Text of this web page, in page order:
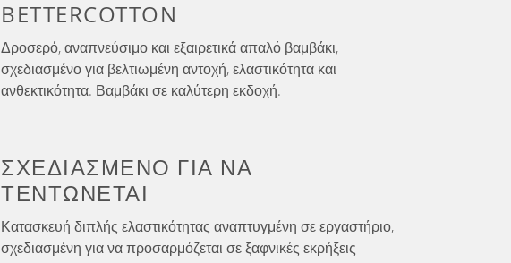
BETTERCOTTON
Δροσερό, αναπνεύσιμο και εξαιρετικά απαλό βαμβάκι,
σχεδιασμένο για βελτιωμένη αντοχή, ελαστικότητα και
ανθεκτικότητα. Βαμβάκι σε καλύτερη εκδοχή.
ΣΧΕΔΙΑΣΜΈΝΟ ΓΙΑ ΝΑ
ΤΕΝΤΏΝΕΤΑΙ
Κατασκευή διπλής ελαστικότητας αναπτυγμένη σε εργαστήριο,
σχεδιασμένη για να προσαρμόζεται σε ξαφνικές εκρήξεις